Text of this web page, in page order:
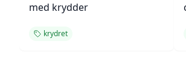
med krydder
krydret